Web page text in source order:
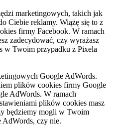
marketingowych, takich jak
Ciebie reklamy. Wiążę się to z
firmy Facebook. W ramach
zadecydować, czy wyrażasz
w Twoim przypadku z Pixela
Google AdWords.
plików cookies firmy Google
AdWords. W ramach
plików cookies masz
będziemy mogli w Twoim
AdWords, czy nie.